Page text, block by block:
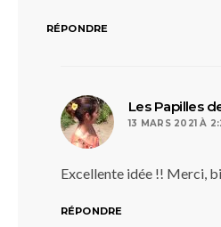
RÉPONDRE
Les Papilles
13 MARS 2021 À
Excellente idée !! Merci,
RÉPONDRE